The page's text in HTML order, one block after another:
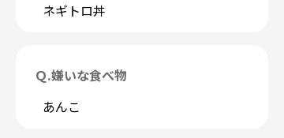
ネギトロ丼
Ｑ.嫌いな食べ物
あんこ